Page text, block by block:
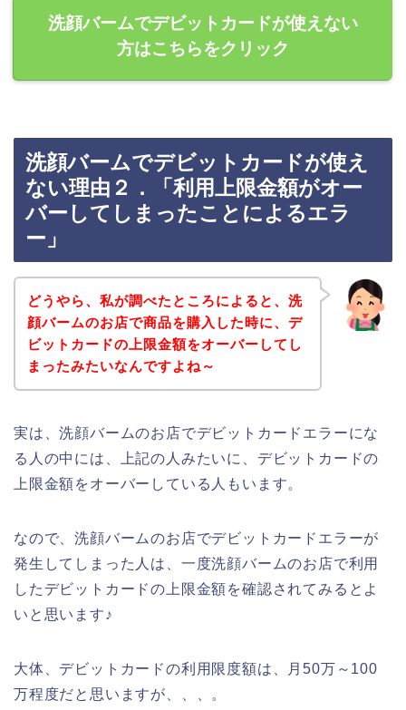
洗顔バームでデビットカードが使えない
方はこちらをクリック
洗顔バームでデビットカードが使え
ない理由２．「利用上限金額がオー
バーしてしまったことによるエラ
ー」
どうやら、私が調べたところによると、洗
顔バームのお店で商品を購入した時に、デ
ビットカードの上限金額をオーバーしてし
まったみたいなんですよね～
実は、洗顔バームのお店でデビットカードエラーにな
る人の中には、上記の人みたいに、デビットカードの
上限金額をオーバーしている人もいます。
なので、洗顔バームのお店でデビットカードエラーが
発生してしまった人は、一度洗顔バームのお店で利用
したデビットカードの上限金額を確認されてみるとよ
いと思います♪
大体、デビットカードの利用限度額は、月50万～100
万程度だと思いますが、、、。